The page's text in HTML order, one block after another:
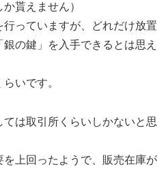
貰えません）
っていますが、どれだけ放置
の鍵」を入手できるとは思え
いです。
ては取引所くらいしかないと思
上回ったようで、販売在庫が